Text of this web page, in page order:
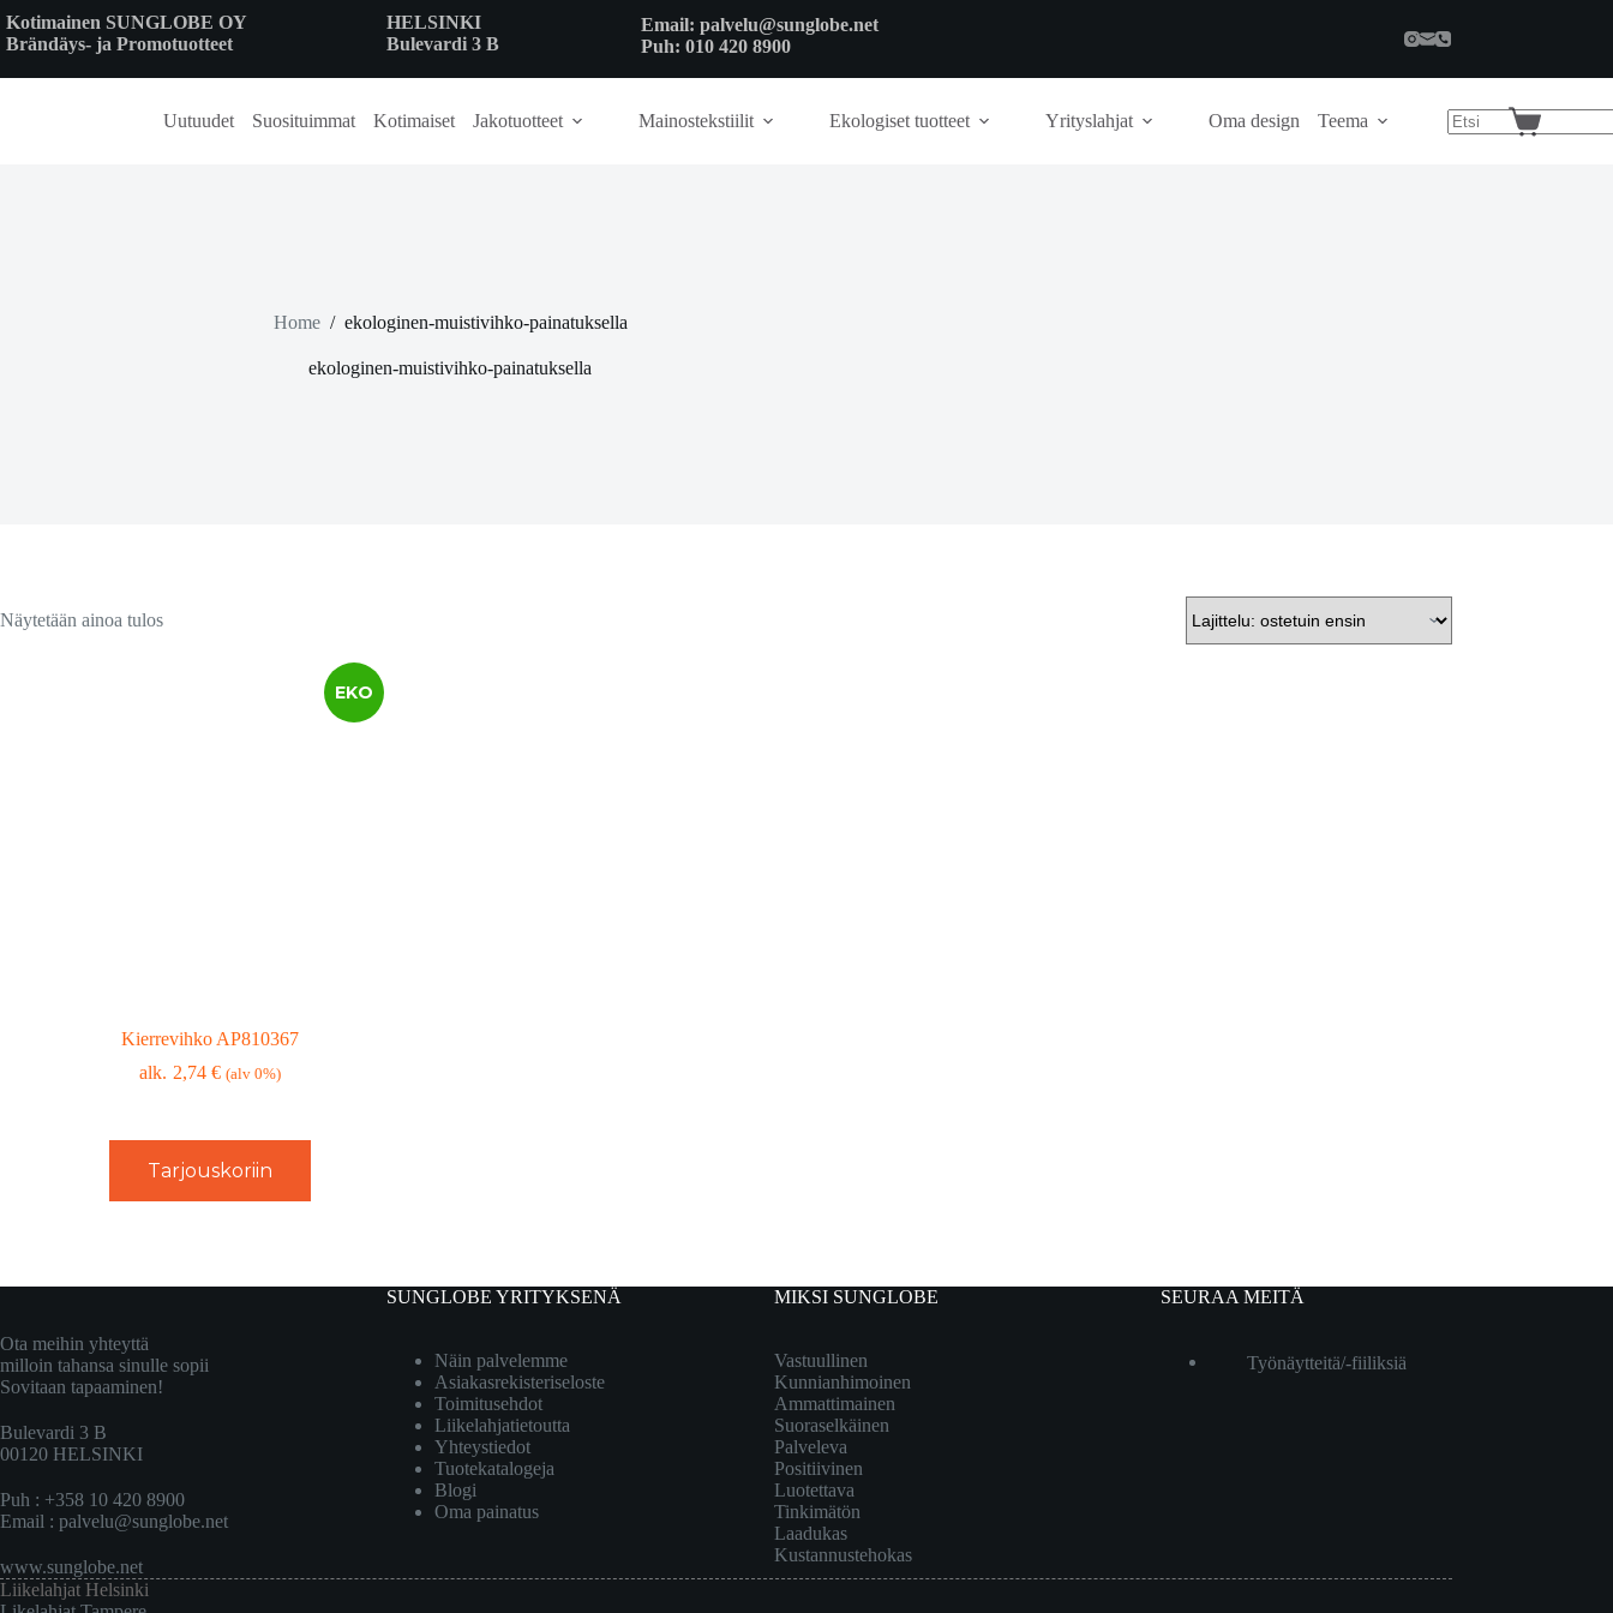
to
content
Kotimainen SUNGLOBE OY
Brändäys- ja Promotuotteet
HELSINKI
Bulevardi 3 B
Email: palvelu@sunglobe.net
Puh: 010 420 8900
Uutuudet Suosituimmat Kotimaiset Jakotuotteet Mainostekstiilit Ekologiset tuotteet Yrityslahjat Oma design Teema
Shopping
Home / ekologinen-muistivihko-painatuksella
ekologinen-muistivihko-painatuksella
Näytetään ainoa tulos
EKO
Kierrevihko AP810367
2,74 € (alv 0%)
Tarjouskoriin
Ota meihin yhteyttä
milloin tahansa sinulle sopii
Sovitaan tapaaminen!
Bulevardi 3 B
00120 HELSINKI
Puh : +358 10 420 8900
Email : palvelu@sunglobe.net
www.sunglobe.net
SUNGLOBE YRITYKSENÄ
Näin palvelemme
Asiakasrekisteriseloste
Toimitusehdot
Liikelahjatietoutta
Yhteystiedot
Tuotekatalogeja
Blogi
Oma painatus
MIKSI SUNGLOBE
Vastuullinen
Kunnianhimoinen
Ammattimainen
Suoraselkäinen
Palveleva
Positiivinen
Luotettava
Tinkimätön
Laadukas
Kustannustehokas
SEURAA MEITÄ
Työnäytteitä/-fiiliksiä
Liikelahjat Helsinki